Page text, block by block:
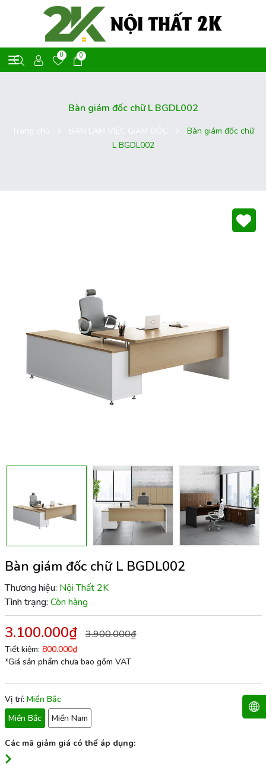
0 0
Bàn giám đốc chữ L BGDL002
Bàn giám đốc chữ
L BGDL002
Bàn giám đốc chữ L BGDL002
Thương hiệu: Nội Thất 2K
Tình trạng: Còn hàng
3.100.000₫ 3.900.000₫
Tiết kiệm: 800.000₫
*Giá sản phẩm chưa bao gồm VAT
Vị trí: Miền Bắc
Miền Bắc
Miền Nam
Các mã giảm giá có thể áp dụng: